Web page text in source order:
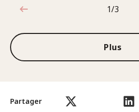
Partager
1sur3
1/3
Plus